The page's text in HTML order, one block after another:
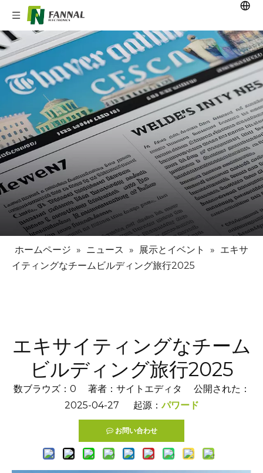
ホームページ » ニュース » 展示とイベント » エキサ
イティングなチームビルディング旅行2025
エキサイティングなチーム
ビルディング旅行2025
数ブラウズ： 0 著者：サイトエディタ 公開された：
2025-04-27 起源：パワード
お問い合わせ